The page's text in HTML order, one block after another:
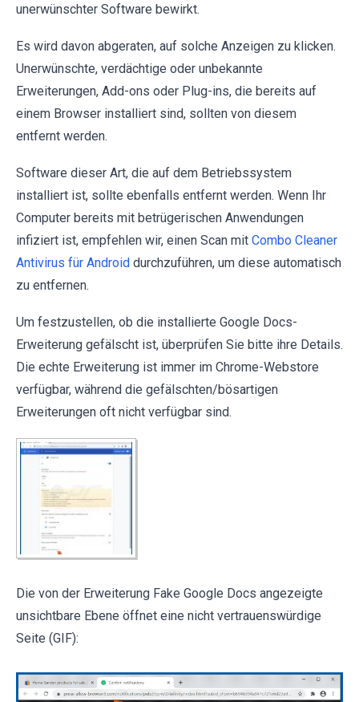
unerwünschter Software bewirkt.
Es wird davon abgeraten, auf solche Anzeigen zu klicken.
Unerwünschte, verdächtige oder unbekannte
Erweiterungen, Add-ons oder Plug-ins, die bereits auf
einem Browser installiert sind, sollten von diesem
entfernt werden.
Software dieser Art, die auf dem Betriebssystem
installiert ist, sollte ebenfalls entfernt werden. Wenn Ihr
Computer bereits mit betrügerischen Anwendungen
infiziert ist, empfehlen wir, einen Scan mit Combo Cleaner
Antivirus für Android durchzuführen, um diese automatisch
zu entfernen.
Um festzustellen, ob die installierte Google Docs-
Erweiterung gefälscht ist, überprüfen Sie bitte ihre Details.
Die echte Erweiterung ist immer im Chrome-Webstore
verfügbar, während die gefälschten/bösartigen
Erweiterungen oft nicht verfügbar sind.
Die von der Erweiterung Fake Google Docs angezeigte
unsichtbare Ebene öffnet eine nicht vertrauenswürdige
Seite (GIF):